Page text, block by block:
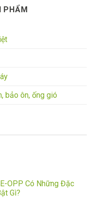
PHẨM
bảo ôn, ống gió
OPP Có Những Đặc
Gì?